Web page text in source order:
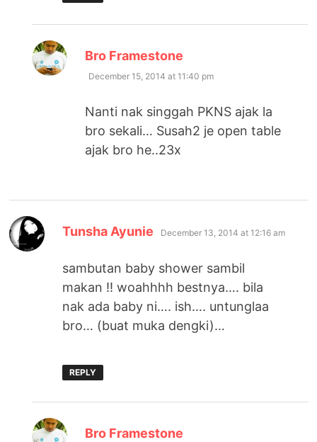
Bro Framestone
December 15, 2014 at 11:40 pm
Nanti nak singgah PKNS ajak la
bro sekali… Susah2 je open table
ajak bro he..23x
Tunsha Ayunie says:
December 13, 2014 at 12:16 am
sambutan baby shower sambil
makan !! woahhhh bestnya…. bila
nak ada baby ni…. ish…. untunglaa
bro… (buat muka dengki)…
REPLY
Bro Framestone